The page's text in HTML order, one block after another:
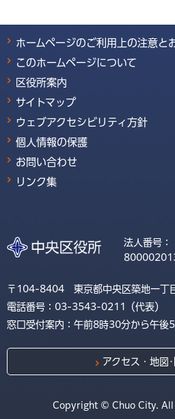
ホームページのご利用上の注意と
このホームページについて
区役所案内
サイトマップ
ウェブアクセシビリティ方針
個人情報の保護
お問い合わせ
リンク集
法人番号：
〒104-8404 東京都中央区築地一丁
電話番号：03-3543-0211（代表）
窓口受付案内：午前8時30分から午後
アクセス・地図
Copyright © Chuo City. All